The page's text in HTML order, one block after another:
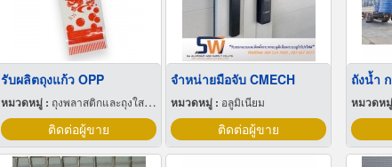
รับผลิตถุงแก้ว OPP
หมวดหมู่ : ถุงพลาสติกและถุงใสโปร่ง
ติดต่อผู้ขาย
จำหน่ายมือจับ CMECH
หมวดหมู่ : อลูมิเนียม
ติดต่อผู้ขาย
ถังน้ำ
หมวดห